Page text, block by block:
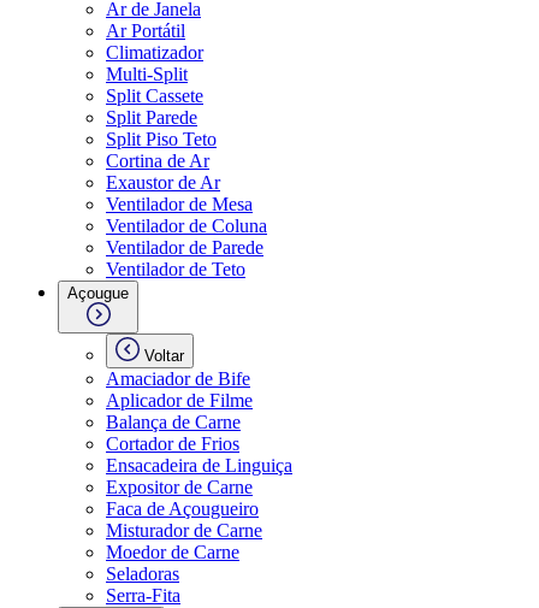
Ar de Janela
Ar Portátil
Climatizador
Multi-Split
Split Cassete
Split Parede
Split Piso Teto
Cortina de Ar
Exaustor de Ar
Ventilador de Mesa
Ventilador de Coluna
Ventilador de Parede
Ventilador de Teto
Açougue
Voltar
Amaciador de Bife
Aplicador de Filme
Balança de Carne
Cortador de Frios
Ensacadeira de Linguiça
Expositor de Carne
Faca de Açougueiro
Misturador de Carne
Moedor de Carne
Seladoras
Serra-Fita